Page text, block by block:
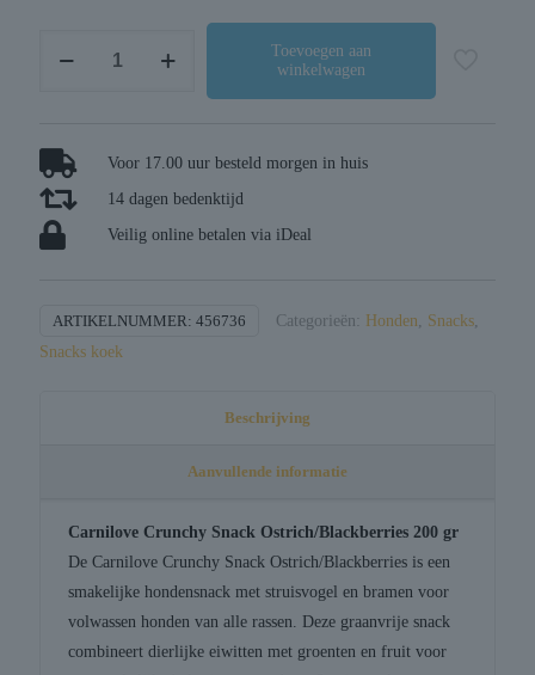
blackberries
aantal
Toevoegen aan
winkelwagen
Voor 17.00 uur besteld morgen in huis
14 dagen bedenktijd
Veilig online betalen via iDeal
ARTIKELNUMMER: 456736 Categorieën: Honden, Snacks,
Snacks koek
Beschrijving
Aanvullende informatie
Carnilove Crunchy Snack Ostrich/Blackberries 200 gr
De Carnilove Crunchy Snack Ostrich/Blackberries is een
smakelijke hondensnack met struisvogel en bramen voor
volwassen honden van alle rassen. Deze graanvrije snack
combineert dierlijke eiwitten met groenten en fruit voor